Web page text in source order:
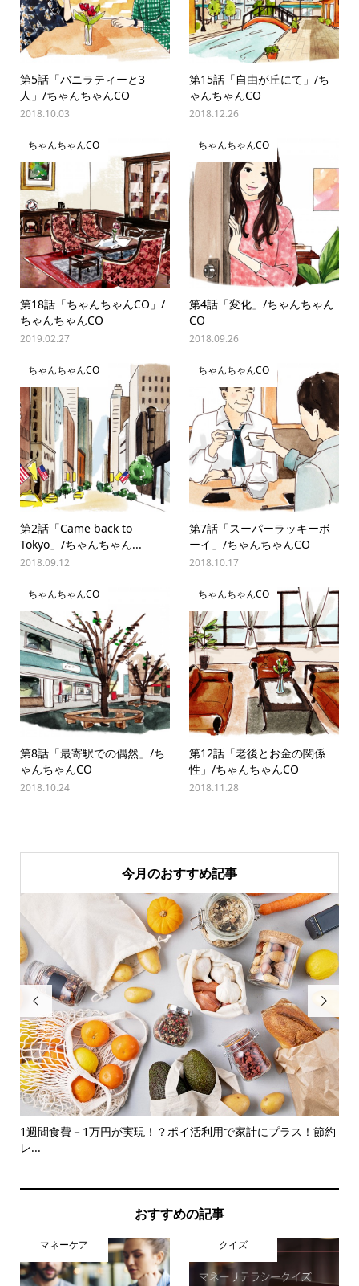
第5話「バニラティーと3
人」/ちゃんちゃんCO
2018.10.03
第15話「自由が丘にて」/ち
ゃんちゃんCO
2018.12.26
ちゃんちゃんCO
第18話「ちゃんちゃんCO」/
ちゃんちゃんCO
2019.02.27
ちゃんちゃんCO
第4話「変化」/ちゃんちゃん
CO
2018.09.26
ちゃんちゃんCO
第2話「Came back to
Tokyo」/ちゃんちゃん...
2018.09.12
ちゃんちゃんCO
第7話「スーパーラッキーボ
ーイ」/ちゃんちゃんCO
2018.10.17
ちゃんちゃんCO
第8話「最寄駅での偶然」/ち
ゃんちゃんCO
2018.10.24
ちゃんちゃんCO
第12話「老後とお金の関係
性」/ちゃんちゃんCO
2018.11.28
今月のおすすめ記事

1週間食費－1万円が実現！？ポイ活利用で家計にプラス！節約
レ...

おすすめの記事
マネーケア クイズ